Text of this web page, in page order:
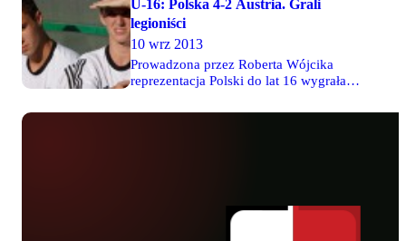
Aftyka, a zastąpił go Mateusz Leleno.
Inny legionista - Mateusz Hołownia -
wszedł na boisko w 64. minucie.
U-16: Polska 4-2 Austria. Grali
legioniści
10 wrz 2013
Prowadzona przez Roberta Wójcika
reprezentacja Polski do lat 16 wygrała w
Austrii 4-2 (1-1). W czwartek o godzinie